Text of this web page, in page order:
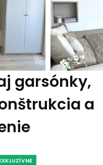
garsónky,
a